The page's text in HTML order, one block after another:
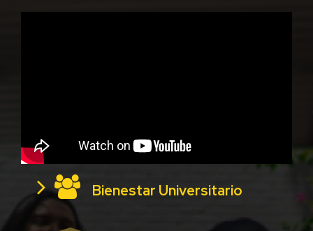
Bienestar Universitario